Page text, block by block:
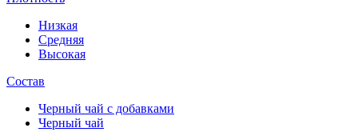
Низкая
Средняя
Высокая
Состав
Черный чай с добавками
Черный чай